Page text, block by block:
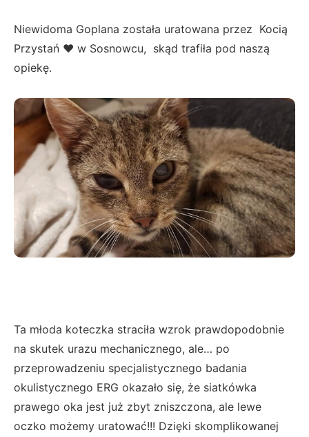
Niewidoma Goplana została uratowana przez Kocią
Przystań ❤ w Sosnowcu, skąd trafiła pod naszą
opiekę.
Ta młoda koteczka straciła wzrok prawdopodobnie
na skutek urazu mechanicznego, ale… po
przeprowadzeniu specjalistycznego badania
okulistycznego ERG okazało się, że siatkówka
prawego oka jest już zbyt zniszczona, ale lewe
oczko możemy uratować!!! Dzięki skomplikowanej